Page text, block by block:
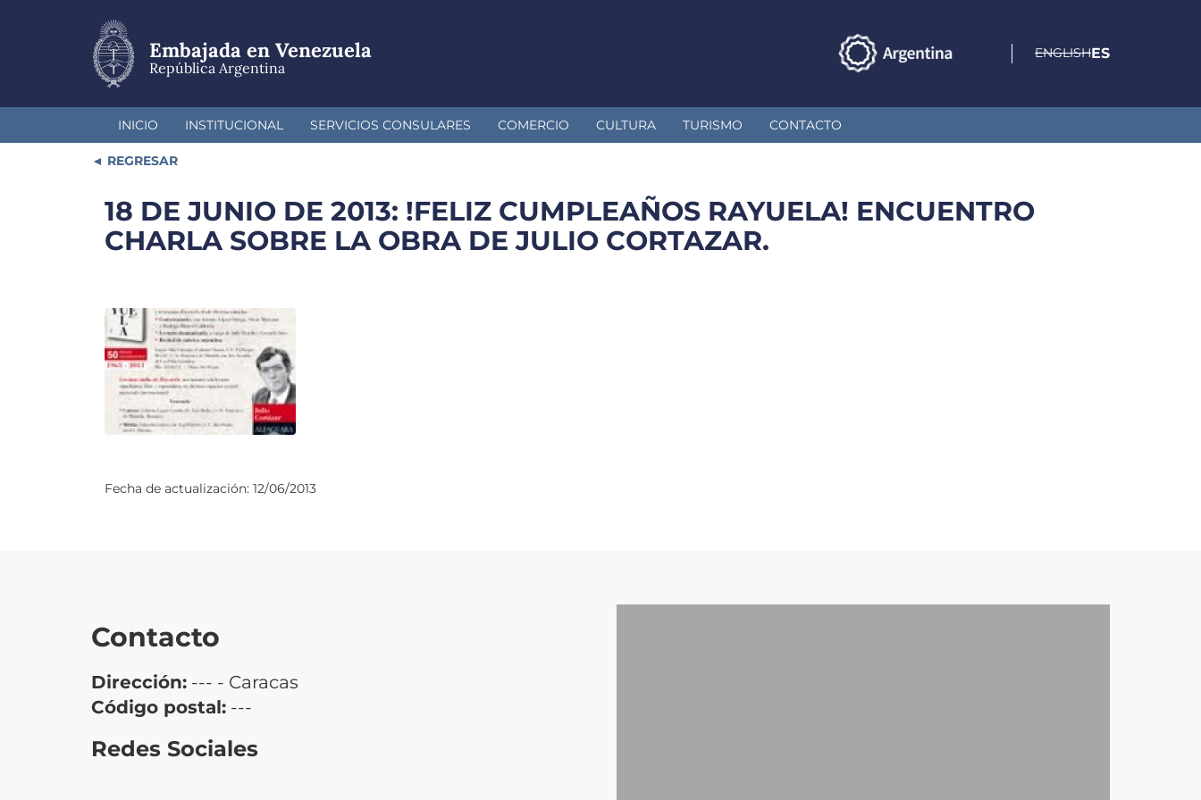
Embajada en Venezuela
República Argentina
ENGLISHES
INICIO INSTITUCIONAL SERVICIOS CONSULARES COMERCIO CULTURA TURISMO CONTACTO
REGRESAR
18 DE JUNIO DE 2013: !FELIZ CUMPLEAÑOS RAYUELA! ENCUENTRO
CHARLA SOBRE LA OBRA DE JULIO CORTAZAR.
Fecha de actualización: 12/06/2013
Contacto
Dirección: --- - Caracas
Código postal: ---
Redes Sociales